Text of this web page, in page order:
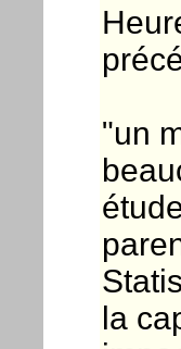
"un
la